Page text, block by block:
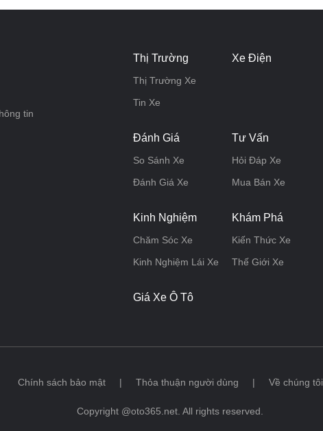
tin
Thị Trường
Thị Trường Xe
Tin Xe
Xe Điện
Đánh Giá
So Sánh Xe
Đánh Giá Xe
Tư Vấn
Hỏi Đáp Xe
Mua Bán Xe
Kinh Nghiệm
Chăm Sóc Xe
Kinh Nghiệm Lái Xe
Khám Phá
Kiến Thức Xe
Thế Giới Xe
Giá Xe Ô Tô
Chính sách bảo mật | Thỏa thuận người dùng | Về chúng tôi
Copyright @oto365.net. All rights reserved.